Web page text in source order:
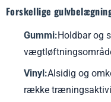
Forskellige
Gummi:Holdbar og
Vinyl:Alsidig og
række